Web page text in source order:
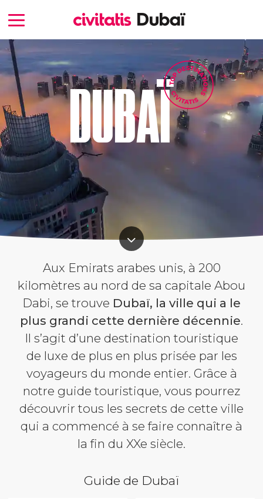
DUBAÏ
Aux Emirats arabes unis, à 200
kilomètres au nord de sa capitale Abou
Dabi, se trouve Dubaï, la ville qui a le
plus grandi cette dernière décennie.
Il s’agit d’une destination touristique
de luxe de plus en plus prisée par les
voyageurs du monde entier. Grâce à
notre guide touristique, vous pourrez
découvrir tous les secrets de cette ville
qui a commencé à se faire connaître à
la fin du XXe siècle.
Guide de Dubaï